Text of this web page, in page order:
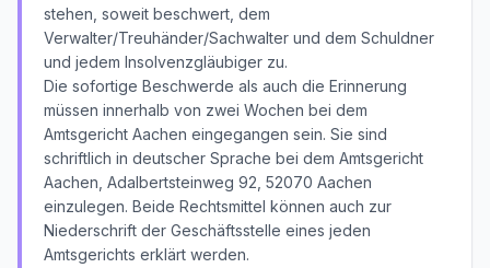
stehen, soweit beschwert, dem
Verwalter/Treuhänder/Sachwalter und dem Schuldner
und jedem Insolvenzgläubiger zu.
Die sofortige Beschwerde als auch die Erinnerung
müssen innerhalb von zwei Wochen bei dem
Amtsgericht Aachen eingegangen sein. Sie sind
schriftlich in deutscher Sprache bei dem Amtsgericht
Aachen, Adalbertsteinweg 92, 52070 Aachen
einzulegen. Beide Rechtsmittel können auch zur
Niederschrift der Geschäftsstelle eines jeden
Amtsgerichts erklärt werden.